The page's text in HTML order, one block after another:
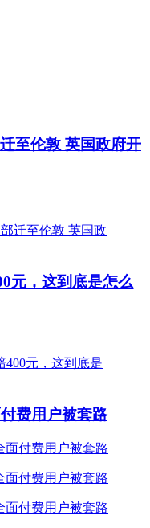
至伦敦 英国政府开
元，这到底是怎么
费用户被套路